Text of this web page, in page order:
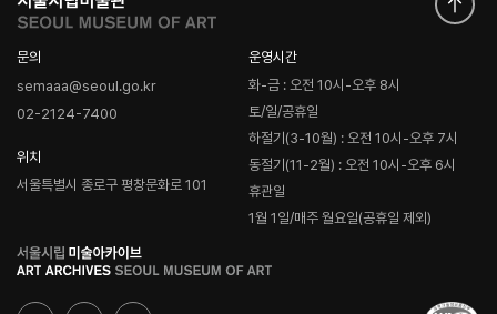
문의
semaaa@seoul.go.kr
02-2124-7400
위치
서울특별시 종로구 평창문화로 101
운영시간
화-금 : 오전 10시-오후 8시
토/일/공휴일
하절기(3-10월) : 오전 10시-오후 7시
동절기(11-2월) : 오전 10시-오후 6시
휴관일
1월 1일/매주 월요일(공휴일 제외)
로
고